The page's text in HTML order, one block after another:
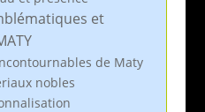
et
de Maty
nobles